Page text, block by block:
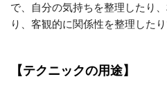
で、自分の気持ちを整理したり
り、客観的に関係性を整理したり
【テクニックの用途】